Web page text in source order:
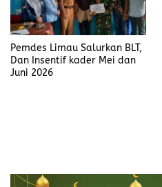
Pemdes Limau Salurkan BLT,
Dan Insentif kader Mei dan
Juni 2026